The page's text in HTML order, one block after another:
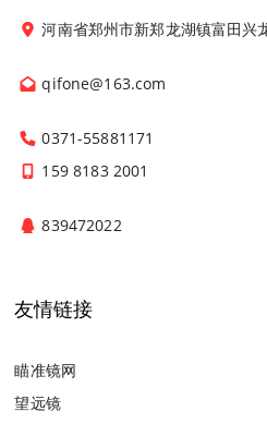
河南省郑州市新郑龙湖镇富田兴
qifone@163.com
0371-55881171
159 8183 2001
839472022
友情链接
瞄准镜网
望远镜